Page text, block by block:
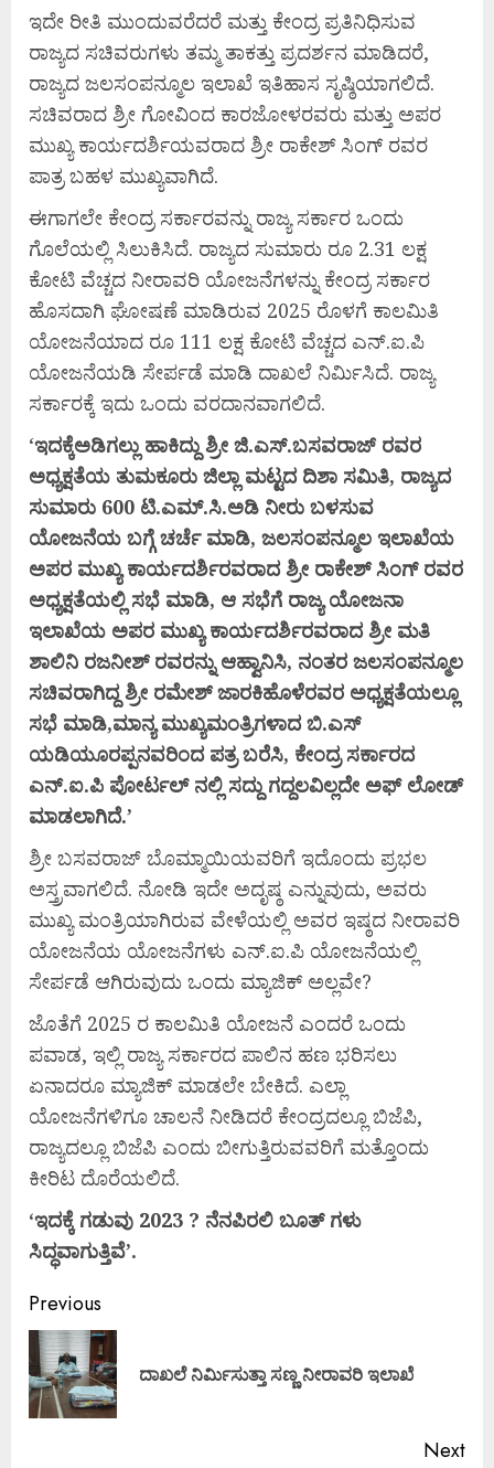
ಇದೇ ರೀತಿ ಮುಂದುವರೆದರೆ ಮತ್ತು ಕೇಂದ್ರ ಪ್ರತಿನಿಧಿಸುವ
ರಾಜ್ಯದ ಸಚಿವರುಗಳು ತಮ್ಮ ತಾಕತ್ತು ಪ್ರದರ್ಶನ ಮಾಡಿದರೆ,
ರಾಜ್ಯದ ಜಲಸಂಪನ್ಮೂಲ ಇಲಾಖೆ ಇತಿಹಾಸ ಸೃಷ್ಠಿಯಾಗಲಿದೆ.
ಸಚಿವರಾದ ಶ್ರೀ ಗೋವಿಂದ ಕಾರಜೋಳರವರು ಮತ್ತು ಅಪರ
ಮುಖ್ಯ ಕಾರ್ಯದರ್ಶಿಯವರಾದ ಶ್ರೀ ರಾಕೇಶ್ ಸಿಂಗ್ ರವರ
ಪಾತ್ರ ಬಹಳ ಮುಖ್ಯವಾಗಿದೆ.
ಈಗಾಗಲೇ ಕೇಂದ್ರ ಸರ್ಕಾರವನ್ನು ರಾಜ್ಯ ಸರ್ಕಾರ ಒಂದು
ಗೊಲೆಯಲ್ಲಿ ಸಿಲುಕಿಸಿದೆ. ರಾಜ್ಯದ ಸುಮಾರು ರೂ 2.31 ಲಕ್ಷ
ಕೋಟಿ ವೆಚ್ಚದ ನೀರಾವರಿ ಯೋಜನೆಗಳನ್ನು ಕೇಂದ್ರ ಸರ್ಕಾರ
ಹೊಸದಾಗಿ ಘೋಷಣೆ ಮಾಡಿರುವ 2025 ರೊಳಗೆ ಕಾಲಮಿತಿ
ಯೋಜನೆಯಾದ ರೂ 111 ಲಕ್ಷ ಕೋಟಿ ವೆಚ್ಚದ ಎನ್.ಐ.ಪಿ
ಯೋಜನೆಯಡಿ ಸೇರ್ಪಡೆ ಮಾಡಿ ದಾಖಲೆ ನಿರ್ಮಿಸಿದೆ. ರಾಜ್ಯ
ಸರ್ಕಾರಕ್ಕೆ ಇದು ಒಂದು ವರದಾನವಾಗಲಿದೆ.
‘ಇದಕ್ಕೆಅಡಿಗಲ್ಲು ಹಾಕಿದ್ದು ಶ್ರೀ ಜಿ.ಎಸ್.ಬಸವರಾಜ್ ರವರ
ಅಧ್ಯಕ್ಷತೆಯ ತುಮಕೂರು ಜಿಲ್ಲಾ ಮಟ್ಟದ ದಿಶಾ ಸಮಿತಿ, ರಾಜ್ಯದ
ಸುಮಾರು 600 ಟಿ.ಎಮ್.ಸಿ.ಅಡಿ ನೀರು ಬಳಸುವ
ಯೋಜನೆಯ ಬಗ್ಗೆ ಚರ್ಚೆ ಮಾಡಿ, ಜಲಸಂಪನ್ಮೂಲ ಇಲಾಖೆಯ
ಅಪರ ಮುಖ್ಯ ಕಾರ್ಯದರ್ಶಿರವರಾದ ಶ್ರೀ ರಾಕೇಶ್ ಸಿಂಗ್ ರವರ
ಅಧ್ಯಕ್ಷತೆಯಲ್ಲಿ ಸಭೆ ಮಾಡಿ, ಆ ಸಭೆಗೆ ರಾಜ್ಯ ಯೋಜನಾ
ಇಲಾಖೆಯ ಅಪರ ಮುಖ್ಯ ಕಾರ್ಯದರ್ಶಿರವರಾದ ಶ್ರೀ ಮತಿ
ಶಾಲಿನಿ ರಜನೀಶ್ ರವರನ್ನು ಆಹ್ವಾನಿಸಿ, ನಂತರ ಜಲಸಂಪನ್ಮೂಲ
ಸಚಿವರಾಗಿದ್ದ ಶ್ರೀ ರಮೇಶ್ ಜಾರಕಿಹೊಳೆರವರ ಅಧ್ಯಕ್ಷತೆಯಲ್ಲೂ
ಸಭೆ ಮಾಡಿ,ಮಾನ್ಯ ಮುಖ್ಯಮಂತ್ರಿಗಳಾದ ಬಿ.ಎಸ್
ಯಡಿಯೂರಪ್ಪನವರಿಂದ ಪತ್ರ ಬರೆಸಿ, ಕೇಂದ್ರ ಸರ್ಕಾರದ
ಎನ್.ಐ.ಪಿ ಪೋರ್ಟಲ್ ನಲ್ಲಿ ಸದ್ದು ಗದ್ದಲವಿಲ್ಲದೇ ಅಫ್ ಲೋಡ್
ಮಾಡಲಾಗಿದೆ.’
ಶ್ರೀ ಬಸವರಾಜ್ ಬೊಮ್ಮಾಯಿಯವರಿಗೆ ಇದೊಂದು ಪ್ರಭಲ
ಅಸ್ತ್ರವಾಗಲಿದೆ. ನೋಡಿ ಇದೇ ಅದೃಷ್ಠ ಎನ್ನುವುದು, ಅವರು
ಮುಖ್ಯ ಮಂತ್ರಿಯಾಗಿರುವ ವೇಳೆಯಲ್ಲಿ ಅವರ ಇಷ್ಠದ ನೀರಾವರಿ
ಯೋಜನೆಯ ಯೋಜನೆಗಳು ಎನ್.ಐ.ಪಿ ಯೋಜನೆಯಲ್ಲಿ
ಸೇರ್ಪಡೆ ಆಗಿರುವುದು ಒಂದು ಮ್ಯಾಜಿಕ್ ಅಲ್ಲವೇ?
ಜೊತೆಗೆ 2025 ರ ಕಾಲಮಿತಿ ಯೋಜನೆ ಎಂದರೆ ಒಂದು
ಪವಾಡ, ಇಲ್ಲಿ ರಾಜ್ಯ ಸರ್ಕಾರದ ಪಾಲಿನ ಹಣ ಭರಿಸಲು
ಏನಾದರೂ ಮ್ಯಾಜಿಕ್ ಮಾಡಲೇ ಬೇಕಿದೆ. ಎಲ್ಲಾ
ಯೋಜನೆಗಳಿಗೂ ಚಾಲನೆ ನೀಡಿದರೆ ಕೇಂದ್ರದಲ್ಲೂ ಬಿಜೆಪಿ,
ರಾಜ್ಯದಲ್ಲೂ ಬಿಜೆಪಿ ಎಂದು ಬೀಗುತ್ತಿರುವವರಿಗೆ ಮತ್ತೊಂದು
ಕೀರಿಟ ದೊರೆಯಲಿದೆ.
‘ಇದಕ್ಕೆ ಗಡುವು 2023 ? ನೆನಪಿರಲಿ ಬೂತ್ ಗಳು
ಸಿದ್ಧವಾಗುತ್ತಿವೆ’.
Previous
ದಾಖಲೆ ನಿರ್ಮಿಸುತ್ತಾ ಸಣ್ಣ ನೀರಾವರಿ ಇಲಾಖೆ
Next